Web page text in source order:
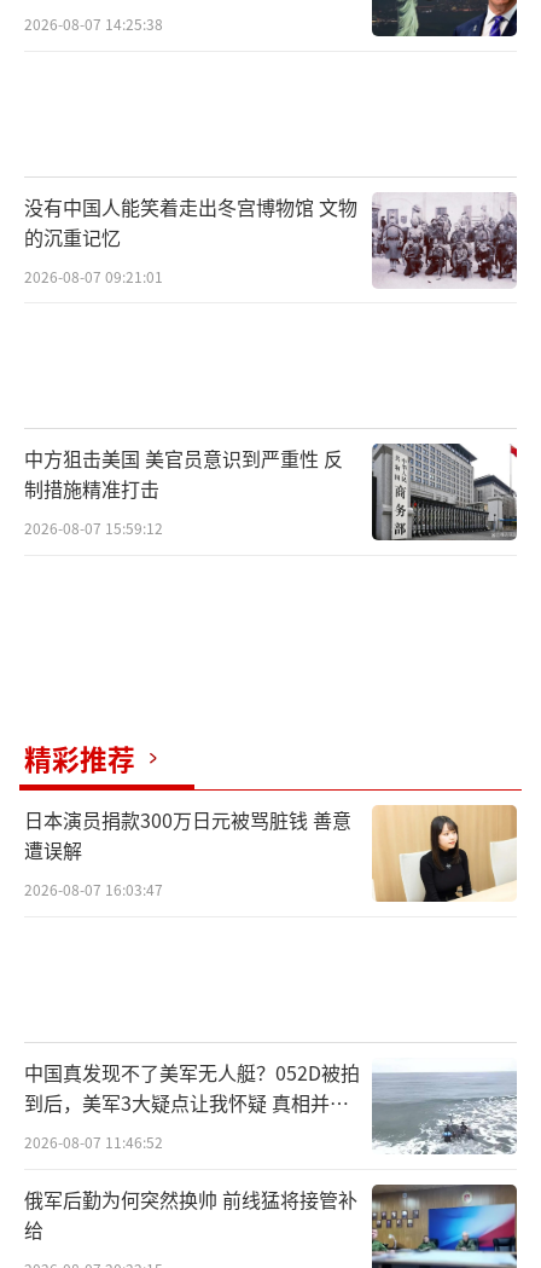
2026-08-07 14:25:38
没有中国人能笑着走出冬宫博物馆 文物
的沉重记忆
2026-08-07 09:21:01
中方狙击美国 美官员意识到严重性 反
制措施精准打击
2026-08-07 15:59:12
精彩推荐
日本演员捐款300万日元被骂脏钱 善意
遭误解
2026-08-07 16:03:47
中国真发现不了美军无人艇？052D被拍
到后，美军3大疑点让我怀疑 真相并非
如此
2026-08-07 11:46:52
俄军后勤为何突然换帅 前线猛将接管补
给